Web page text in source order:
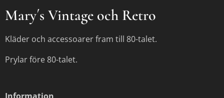
Mary´s Vintage och Retro
Kläder och accessoarer fram till 80-talet.
Prylar före 80-talet.